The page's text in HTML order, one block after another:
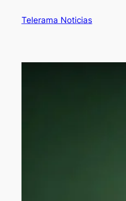
Telerama Noticias